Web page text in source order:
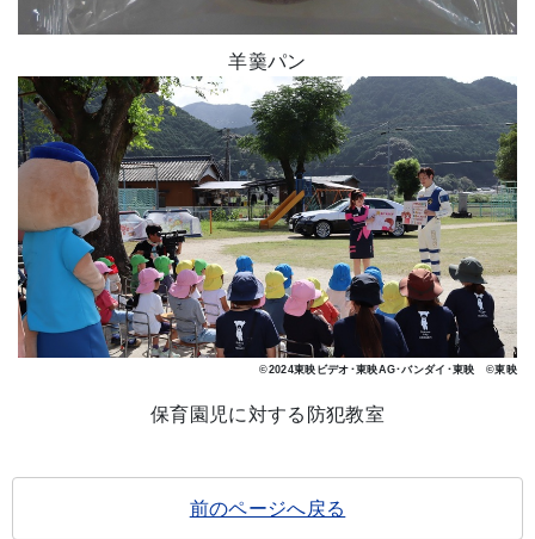
羊羹パン
©2024東映ビデオ･東映AG･バンダイ･東映 ©東映
保育園児に対する防犯教室
前のページへ戻る